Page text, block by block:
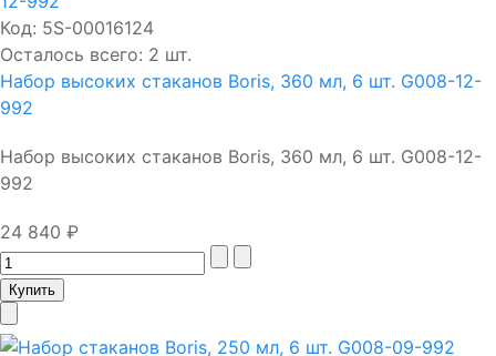
Код: 5S-00016124
Осталось всего: 2 шт.
Набор высоких стаканов Boris, 360 мл, 6 шт. G008-12-
992
Набор высоких стаканов Boris, 360 мл, 6 шт. G008-12-
992
24 840 ₽